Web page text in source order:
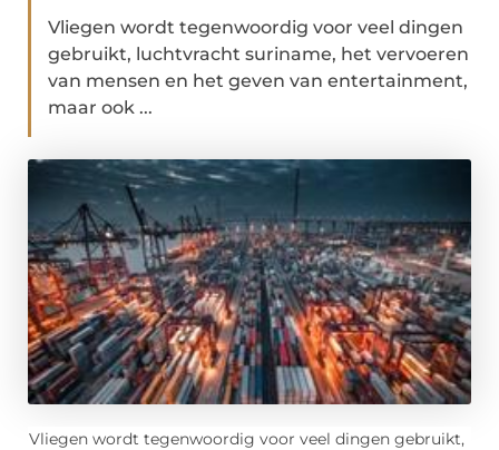
Vliegen wordt tegenwoordig voor veel dingen
gebruikt, luchtvracht suriname, het vervoeren
van mensen en het geven van entertainment,
maar ook ...
Vliegen wordt tegenwoordig voor veel dingen gebruikt,